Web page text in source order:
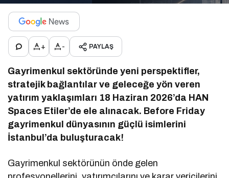
+ - PAYLAŞ
Gayrimenkul sektöründe yeni perspektifler,
stratejik bağlantılar ve geleceğe yön veren
yatırım yaklaşımları 18 Haziran 2026’da HAN
Spaces Etiler’de ele alınacak. Before Friday
gayrimenkul dünyasının güçlü isimlerini
İstanbul’da buluşturacak!
Gayrimenkul sektörünün önde gelen